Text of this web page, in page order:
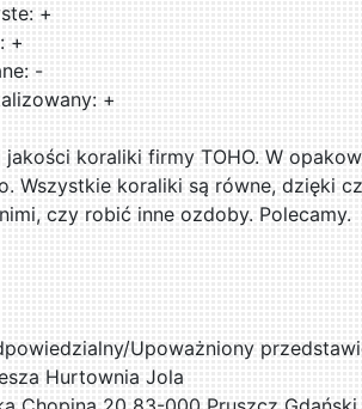
+
+
-
+
jakości koraliki firmy TOHO. W
Wszystkie koraliki są równe, dzięki
czy robić inne ozdoby. Polecamy.
Upoważniony
Hurtownia Jola